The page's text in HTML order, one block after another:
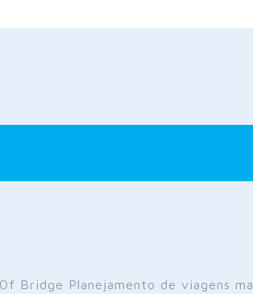
Bridge Planejamento de viagens